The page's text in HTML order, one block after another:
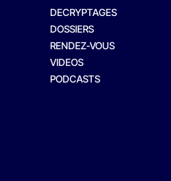
DECRYPTAGES
DOSSIERS
RENDEZ-VOUS
VIDEOS
PODCASTS